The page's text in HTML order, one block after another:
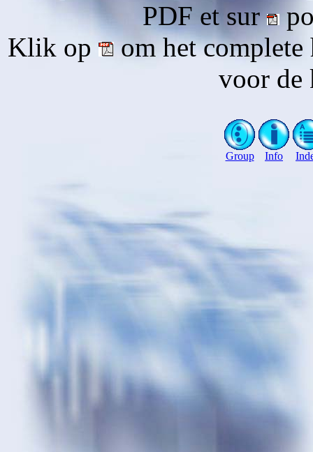
PDF et sur
Klik op
om het complete
voor de
Group Info